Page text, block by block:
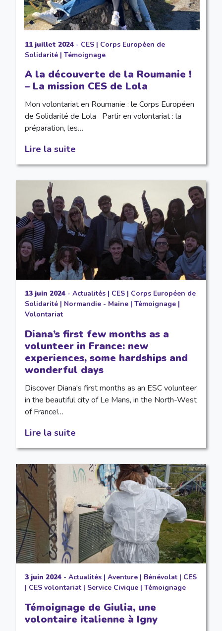
11 juillet 2024- CES| Corps Européen de
Solidarité| Témoignage
A la découverte de la Roumanie !
– La mission CES de Lola
Mon volontariat en Roumanie : le Corps Européen
de Solidarité de Lola Partir en volontariat : la
préparation, les…
Lire la suite
13 juin 2024- Actualités| CES| Corps Européen de
Solidarité| Normandie - Maine| Témoignage|
Volontariat
Diana’s first few months as a
volunteer in France: new
experiences, some hardships and
wonderful days
Discover Diana's first months as an ESC volunteer
in the beautiful city of Le Mans, in the North-West
of France!…
Lire la suite
3 juin 2024- Actualités| Aventure| Bénévolat| CES
| CES volontariat| Service Civique| Témoignage
Témoignage de Giulia, une
volontaire italienne à Igny